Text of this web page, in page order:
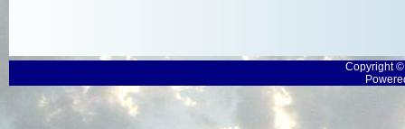
Copyright